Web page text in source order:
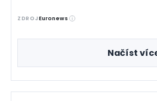
ZDROJEuronews
Načíst